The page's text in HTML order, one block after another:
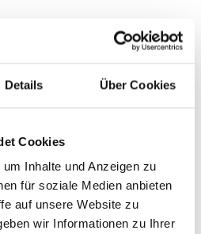
Details Über Cookies
Cookies
Inhalte und Anzeigen zu
für soziale Medien anbieten
auf unsere Website zu
wir Informationen zu Ihrer
und Ihr Interieur mit
7434649434408